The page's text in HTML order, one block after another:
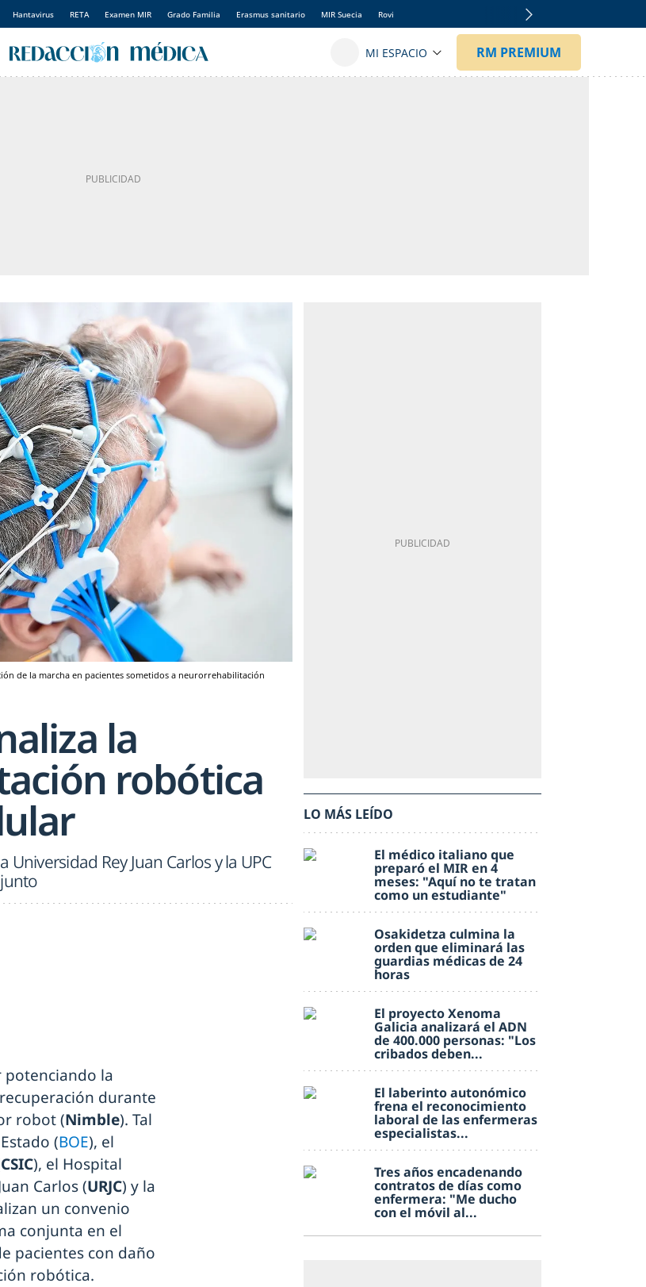
Hantavirus RETA Examen MIR Grado Familia Erasmus sanitario MIR Suecia Rovi
de la marcha en pacientes sometidos a neurorrehabilitación
la
robótica
Universidad Rey Juan Carlos y la UPC
potenciando la
durante
robot (Nimble). Tal
(BOE), el
CSIC), el Hospital
Carlos (URJC) y la
un convenio
conjunta en el
pacientes con daño
robótica.
LO MÁS LEÍDO
El médico italiano que
preparó el MIR en 4
meses: "Aquí no te tratan
como un estudiante"
Osakidetza culmina la
orden que eliminará las
guardias médicas de 24
horas
El proyecto Xenoma
Galicia analizará el ADN
de 400.000 personas: "Los
cribados deben...
El laberinto autonómico
frena el reconocimiento
laboral de las enfermeras
especialistas...
Tres años encadenando
contratos de días como
enfermera: "Me ducho
con el móvil al...